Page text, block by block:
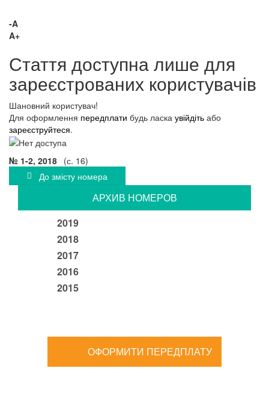
-A
A+
Стаття доступна лише для
зареєстрованих користувачів
Шановний користувач!
Для оформлення передплати будь ласка увійдіть або
зареєструйтеся.
№ 1-2, 2018 (с. 16)
До змісту номера
АРХИВ НОМЕРОВ
2019
2018
2017
2016
2015
ОФОРМИТИ ПЕРЕДПЛАТУ